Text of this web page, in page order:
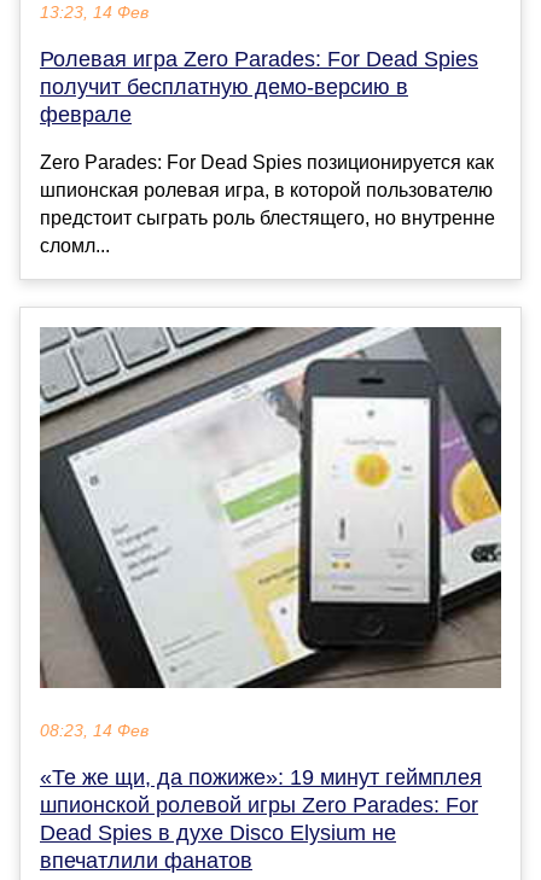
13:23, 14 Фев
Ролевая игра Zero Parades: For Dead Spies
получит бесплатную демо-версию в
феврале
Zero Parades: For Dead Spies позиционируется как
шпионская ролевая игра, в которой пользователю
предстоит сыграть роль блестящего, но внутренне
сломл...
08:23, 14 Фев
«Те же щи, да пожиже»: 19 минут геймплея
шпионской ролевой игры Zero Parades: For
Dead Spies в духе Disco Elysium не
впечатлили фанатов